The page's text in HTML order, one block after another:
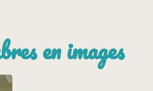
en images